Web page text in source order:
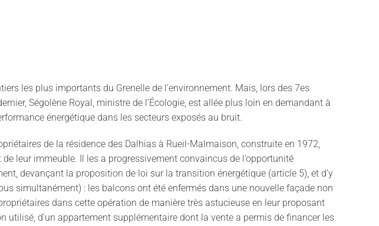
les plus importants du Grenelle de l’environnement. Mais, lors des 7es
Ségolène Royal, ministre de l’Écologie, est allée plus loin en demandant à
énergétique dans les secteurs exposés au bruit.
de la résidence des Dalhias à Rueil-Malmaison, construite en 1972,
leur immeuble. Il les a progressivement convaincus de l’opportunité
devançant la proposition de loi sur la transition énergétique (article 5), et d’y
simultanément) : les balcons ont été enfermés dans une nouvelle façade non
dans cette opération de manière très astucieuse en leur proposant
utilisé, d’un appartement supplémentaire dont la vente a permis de financer les